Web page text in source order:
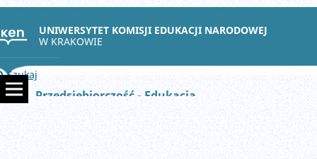
UNIWERSYTET KOMISJI EDUKACJI NARODOWEJ
W KRAKOWIE
Szukaj
Przedsiębiorczość - Edukacja